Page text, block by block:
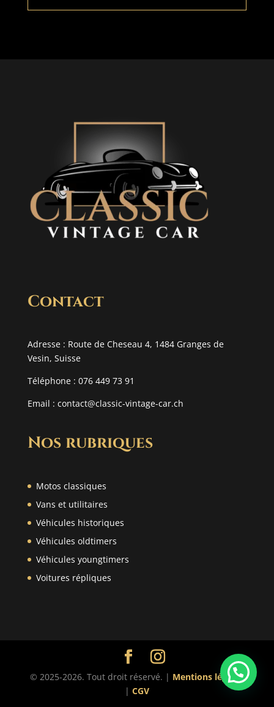
Contact
Adresse : Route de Cheseau 4, 1484 Granges de
Vesin, Suisse
Téléphone : 076 449 73 91
Email : contact@classic-vintage-car.ch
Nos rubriques
Motos classiques
Vans et utilitaires
Véhicules historiques
Véhicules oldtimers
Véhicules youngtimers
Voitures répliques
© 2025-2026. Tout droit réservé. | Mentions légales
| CGV